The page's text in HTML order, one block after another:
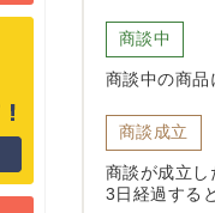
商談中
商談中の商品
商談成立
商談が成立し
3日経過する